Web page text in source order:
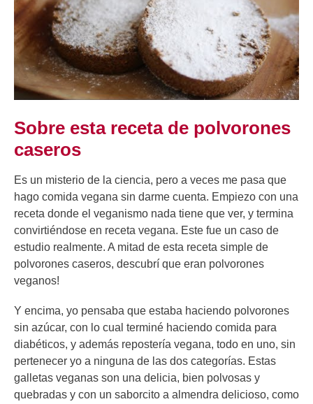
Sobre esta receta de polvorones
caseros
Es un misterio de la ciencia, pero a veces me pasa que
hago comida vegana sin darme cuenta. Empiezo con una
receta donde el veganismo nada tiene que ver, y termina
convirtiéndose en receta vegana. Este fue un caso de
estudio realmente. A mitad de esta receta simple de
polvorones caseros, descubrí que eran polvorones
veganos!
Y encima, yo pensaba que estaba haciendo polvorones
sin azúcar, con lo cual terminé haciendo comida para
diabéticos, y además repostería vegana, todo en uno, sin
pertenecer yo a ninguna de las dos categorías. Estas
galletas veganas son una delicia, bien polvosas y
quebradas y con un saborcito a almendra delicioso, como